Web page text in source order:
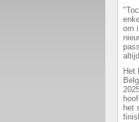
om
Het
het